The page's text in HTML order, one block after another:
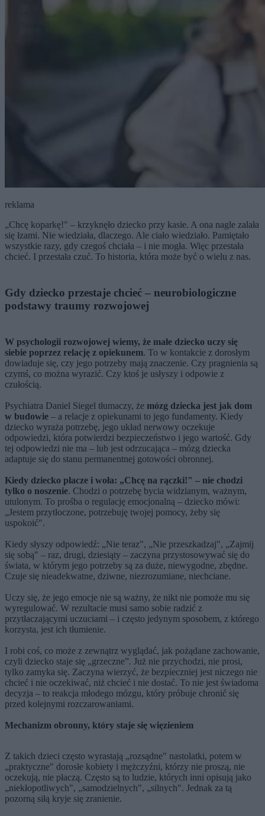
reklama
„Chcę koparkę!" – krzyknęło dziecko przy kasie. A ona nagle zalała
się łzami. Nie wiedziała, dlaczego. Ale ciało wiedziało. Pamiętało
wszystkie razy, gdy czegoś chciała – i nie mogła. Więc przestała
chcieć. I przestała czuć. To historia, która może być o wielu z nas.
Gdy dziecko przestaje chcieć – neurobiologiczne
podstawy traumy rozwojowej
W psychologii rozwojowej wiemy, że małe dziecko uczy się
siebie poprzez relację z opiekunem. To w kontakcie z dorosłym
dowiaduje się, czy jego potrzeby mają znaczenie. Czy pragnienia są
czymś, co można wyrazić. Czy ktoś je usłyszy i odpowie z
czułością.
Psychiatra Daniel Siegel tłumaczy, że mózg dziecka jest jak dom
w budowie – a relacje z opiekunami to jego fundamenty. Kiedy
dziecko wyraża potrzebę, jego układ nerwowy oczekuje
odpowiedzi, która potwierdzi bezpieczeństwo i jego wartość. Gdy
tej odpowiedzi nie ma – lub jest odrzucająca – mózg dziecka
adaptuje się do stanu permanentnej gotowości obronnej.
Kiedy dziecko płacze i woła: „Chcę na rączki!" – nie chodzi
tylko o noszenie. Chodzi o potrzebę bycia widzianym, ważnym,
utulonym. To prośba o regulację emocjonalną – dziecko mówi:
„Jestem przytłoczone, potrzebuję twojej pomocy, żeby się
uspokoić".
Kiedy słyszy odpowiedź: „Nie teraz", „Nie przeszkadzaj", „Zajmij
się sobą" – raz, drugi, dziesiąty – zaczyna przystosowywać się do
świata, w którym jego potrzeby są za duże, niewygodne, zbędne.
Czuje się nieadekwatne, dziwne, niezrozumiane, niechciane.
Uczy się, że jego emocje nie są ważny, że nikt nie pomoże mu się
wyregulować. W rezultacie musi samo sobie radzić z
przytłaczającymi uczuciami – i często jedynym sposobem, z którego
korzysta, jest ich tłumienie.
I robi coś, co może z zewnątrz wyglądać, jak pożądane zachowanie,
czyli dziecko staje się „grzeczne”. Już nie przychodzi, nie prosi,
tylko zamyka się. Zaczyna wierzyć, że bezpieczniej jest niczego nie
chcieć i nie oczekiwać, niż chcieć i nie dostać. To nie jest świadoma
decyzja – to reakcja młodego mózgu, który próbuje chronić się
przed kolejnymi rozczarowaniami.
Mechanizm obronny, który staje się więzieniem
Z takich dzieci często wyrastają „rozsądne" nastolatki, potem w
„praktyczne" dorosłe kobiety i mężczyźni, którzy nie proszą, nie
oczekują, nie płaczą. Często są to ludzie, których inni opisują jako
„niekłopotliwych", „samodzielnych", „silnych". Jednak za tą
pozorną siłą kryje się zranienie.